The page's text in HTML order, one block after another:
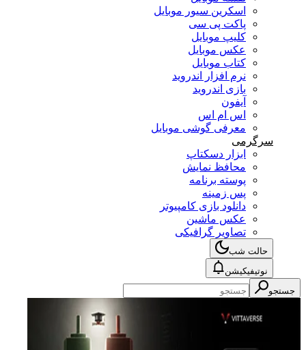
اسکرین سیور موبایل
پاکت پی سی
کلیپ موبایل
عکس موبایل
کتاب موبایل
نرم افزار اندروید
بازی اندروید
آیفون
اس ام اس
معرفی گوشی موبایل
سرگرمی
ابزار دسکتاپ
محافظ نمایش
پوسته برنامه
پس زمینه
دانلود بازی کامپیوتر
عکس ماشین
تصاویر گرافیکی
حالت شب
نوتیفیکیشن
جستجو